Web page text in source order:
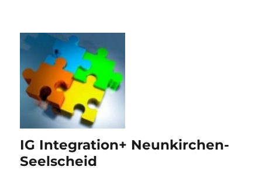
IG Integration+ Neunkirchen-
Seelscheid